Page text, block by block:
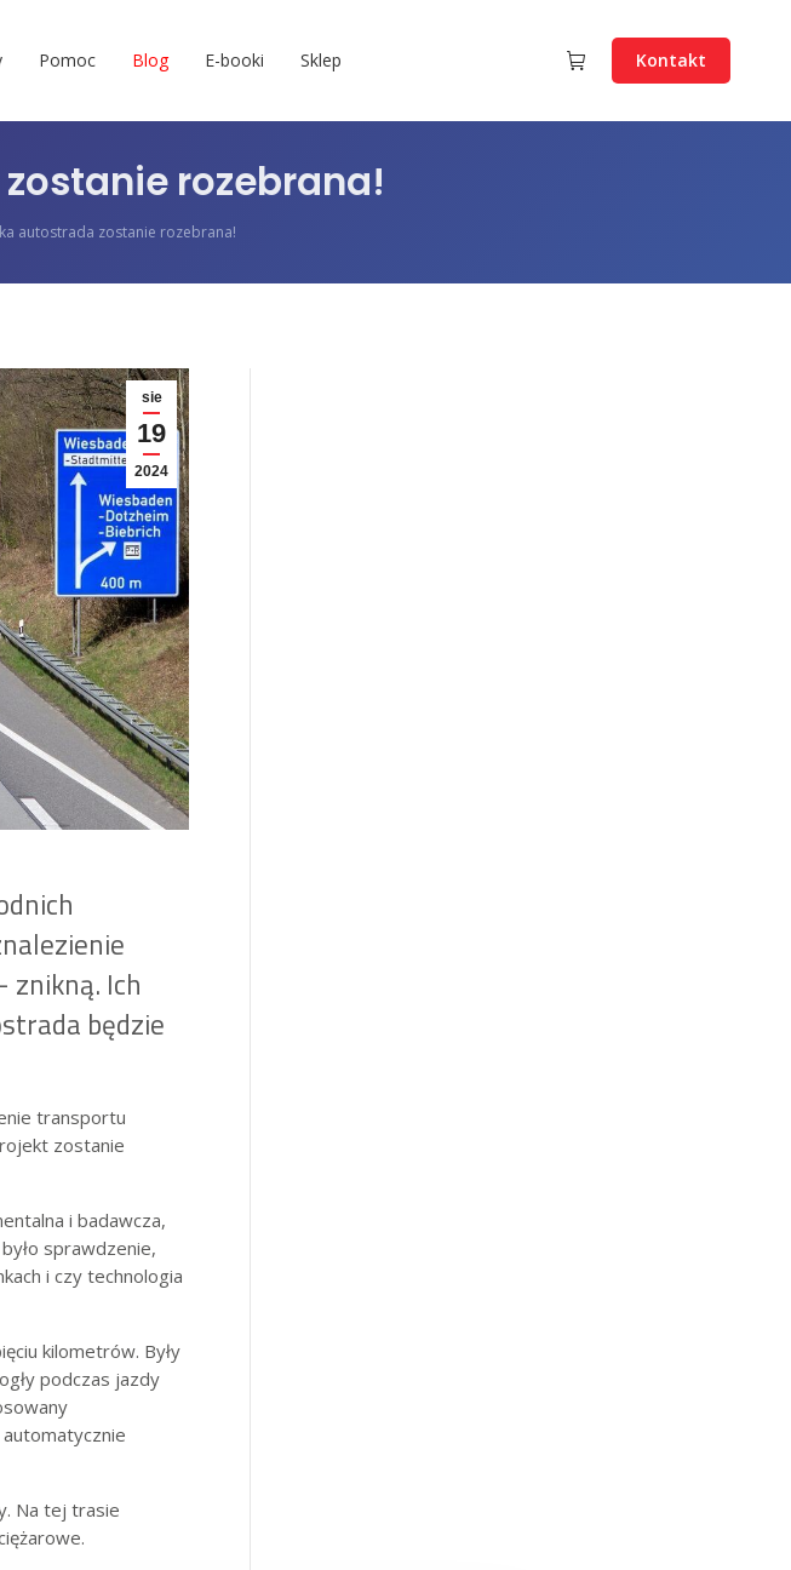
Pomoc Blog E-booki Sklep Kontakt
rozebrana!
autostrada zostanie rozebrana!
sie
19
2024
znikną. Ich
będzie
transportu
zostanie
i badawcza,
sprawdzenie,
i czy technologia
kilometrów. Były
podczas jazdy
Na tej trasie